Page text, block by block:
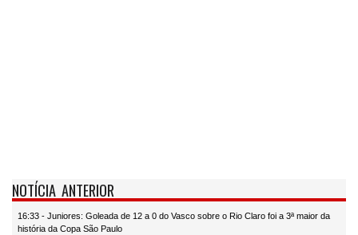
NOTÍCIA ANTERIOR
16:33 - Juniores: Goleada de 12 a 0 do Vasco sobre o Rio Claro foi a 3ª maior da
história da Copa São Paulo